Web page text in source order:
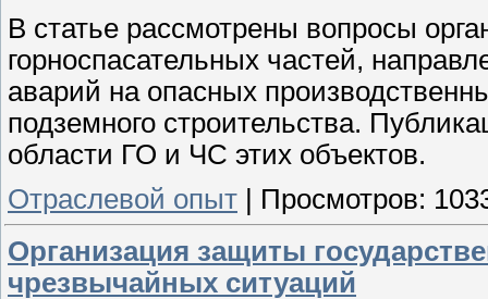
В статье рассмотрены вопросы
горноспасательных частей,
аварий на опасных
подземного строительства.
области ГО и ЧС этих объектов.
Отраслевой опыт
Просмотров:
Организация защиты
чрезвычайных ситуаций